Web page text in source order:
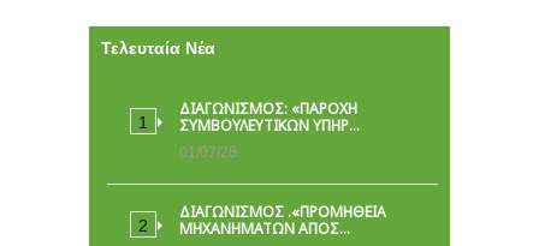
Τελευταία Νέα
ΔΙΑΓΩΝΙΣΜΟΣ: «ΠΑΡΟΧΉ
ΣΥΜΒΟΥΛΕΥΤΙΚΏΝ ΥΠΗΡ…
01/07/26
ΔΙΑΓΩΝΙΣΜΟΣ .«ΠΡΟΜΗΘΕΙΑ
ΜΗΧΑΝΗΜΑΤΩΝ ΑΠΟΣ…